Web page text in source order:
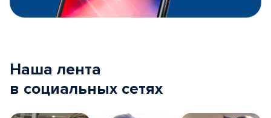
Наша лента
в социальных сетях